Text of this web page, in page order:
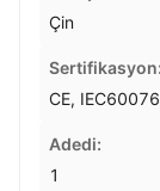
Çin
Sertifikasyon:
CE,
Adedi:
1